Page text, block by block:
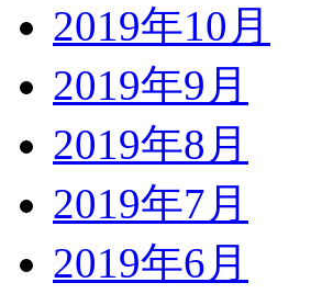
2019年10月
2019年9月
2019年8月
2019年7月
2019年6月